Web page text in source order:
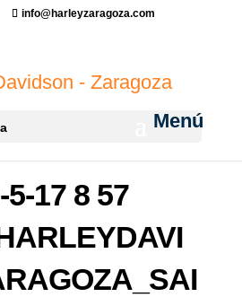
info@harleyzaragoza.com
5-17 8 57